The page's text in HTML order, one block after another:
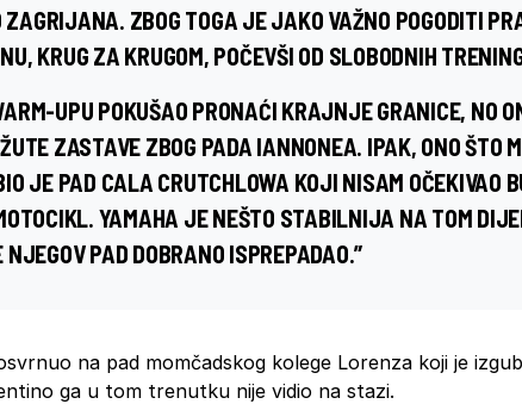
ZAGRIJANA. ZBOG TOGA JE JAKO VAŽNO POGODITI
KRUG ZA KRUGOM, POČEVŠI OD SLOBODNIH
UPU POKUŠAO PRONAĆI KRAJNJE GRANICE, NO
ZASTAVE ZBOG PADA IANNONEA. IPAK, ONO ŠTO
JE PAD CALA CRUTCHLOWA KOJI NISAM OČEKIVAO
YAMAHA JE NEŠTO STABILNIJA NA TOM
PAD DOBRANO ISPREPADAO.”
na pad momčadskog kolege Lorenza koji je
ga u tom trenutku nije vidio na stazi.